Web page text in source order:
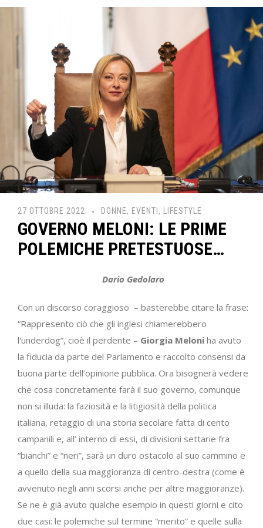
27 OTTOBRE 2022 DONNE, EVENTI , LIFESTYLE
GOVERNO MELONI: LE PRIME
POLEMICHE PRETESTUOSE…
Dario Gedolaro
Con un discorso coraggioso – basterebbe citare la frase:
“Rappresento ciò che gli inglesi chiamerebbero
l'underdog”, cioè il perdente – Giorgia Meloni ha avuto
la fiducia da parte del Parlamento e raccolto consensi da
buona parte dell’opinione pubblica. Ora bisognerà vedere
che cosa concretamente farà il suo governo, comunque
non si illuda: la faziosità e la litigiosità della politica
italiana, retaggio di una storia secolare fatta di cento
campanili e, all’ interno di essi, di divisioni settarie fra
“bianchi” e “neri”, sarà un duro ostacolo al suo cammino e
a quello della sua maggioranza di centro-destra (come è
avvenuto negli anni scorsi anche per altre maggioranze).
Se ne è già avuto qualche esempio in questi giorni e cito
due casi: le polemiche sul termine “merito” e quelle sulla